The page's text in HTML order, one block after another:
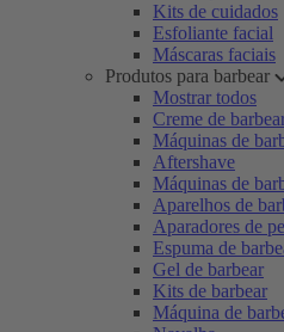
Kits de cuidados
Esfoliante facial
Máscaras faciais
Produtos para barbear
Mostrar todos
Creme de
Máquinas de
Aftershave
Máquinas de
Aparelhos de
Aparadores de
Espuma de
Gel de barbear
Kits de barbear
Máquina de